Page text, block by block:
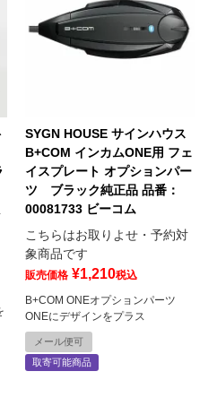
SYGN HOUSE サインハウス
B+COM インカムONE用 フェ
イスプレート オプションパー
ツ ブラック純正品 品番：
00081733 ビーコム
こちらはお取りよせ・予約対
象商品です
販売価格 ¥1,210税込
B+COM ONEオプションパーツ
ONEにデザインをプラス
メール便可
取寄可能商品